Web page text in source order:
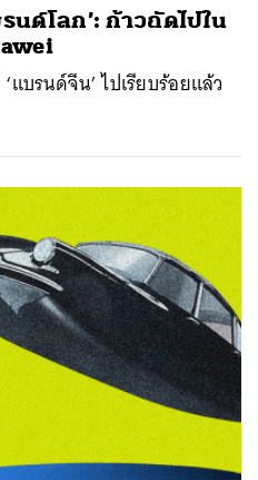
นด์โลก’: ก้าวถัดไปใน
แบรนด์จีน’ ไปเรียบร้อยแล้ว